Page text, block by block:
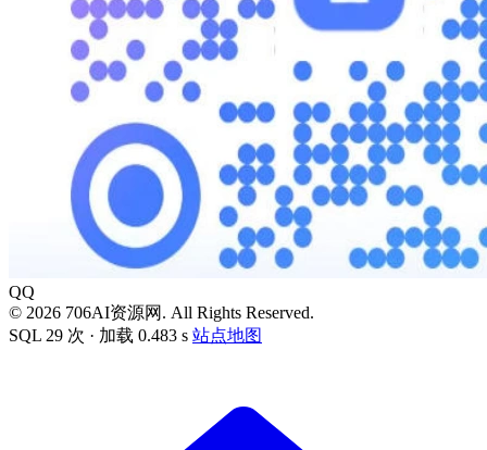
QQ
© 2026 706AI资源网. All Rights Reserved.
SQL 29 次 · 加载 0.483 s 站点地图